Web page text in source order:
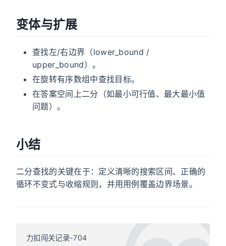
变体与扩展
查找左/右边界（lower_bound /
upper_bound）。
在旋转有序数组中查找目标。
在答案空间上二分（如最小可行值、最大最小值
问题）。
小结
二分查找的关键在于：定义清晰的搜索区间、正确的
循环不变式与收缩规则，并用用例覆盖边界场景。
力扣闯关记录-704